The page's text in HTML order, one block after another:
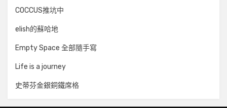
COCCUS推坑中
elish的蘇哈地
Empty Space 全部隨手寫
Life is a journey
史蒂芬金銀銅鐵席格